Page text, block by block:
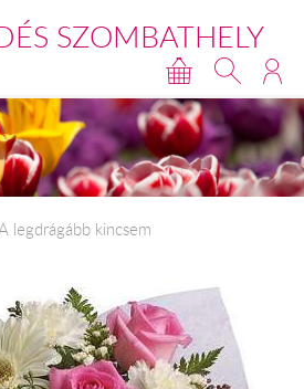
SZOMBATHELY
A legdrágább kincsem